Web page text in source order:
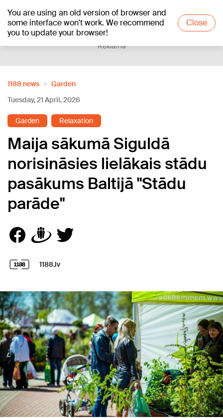
You are using an old version of browser and
some interface won't work. We recommend
you to update your browser!
Close
+12°C
Reklāma
1188 news
Garden
Tuesday, 21 April, 2026
Garden Relaxation
Maija sākumā Siguldā
norisināsies lielākais stādu
pasākums Baltijā "Stādu
parāde"
1188.lv